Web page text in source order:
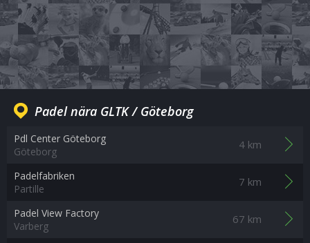
Padel nära GLTK / Göteborg
Pdl Center Göteborg
Göteborg
4 km
Padelfabriken
Partille
7 km
Padel View Factory
Varberg
67 km